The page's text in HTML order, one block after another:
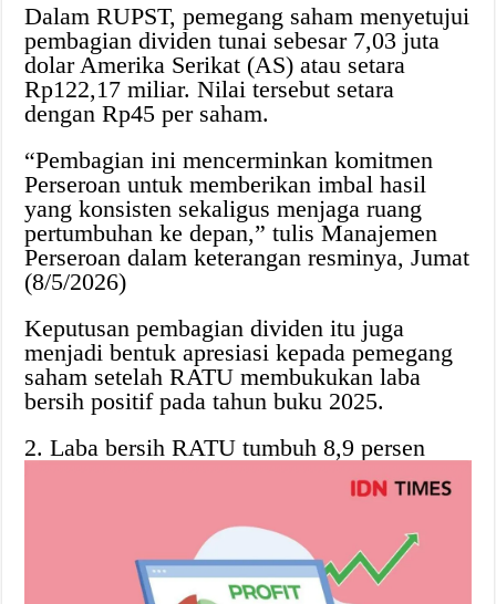
Dalam RUPST, pemegang saham menyetujui
pembagian dividen tunai sebesar 7,03 juta
dolar Amerika Serikat (AS) atau setara
Rp122,17 miliar. Nilai tersebut setara
dengan Rp45 per saham.
“Pembagian ini mencerminkan komitmen
Perseroan untuk memberikan imbal hasil
yang konsisten sekaligus menjaga ruang
pertumbuhan ke depan,” tulis Manajemen
Perseroan dalam keterangan resminya, Jumat
(8/5/2026)
Keputusan pembagian dividen itu juga
menjadi bentuk apresiasi kepada pemegang
saham setelah RATU membukukan laba
bersih positif pada tahun buku 2025.
2. Laba bersih RATU tumbuh 8,9 persen